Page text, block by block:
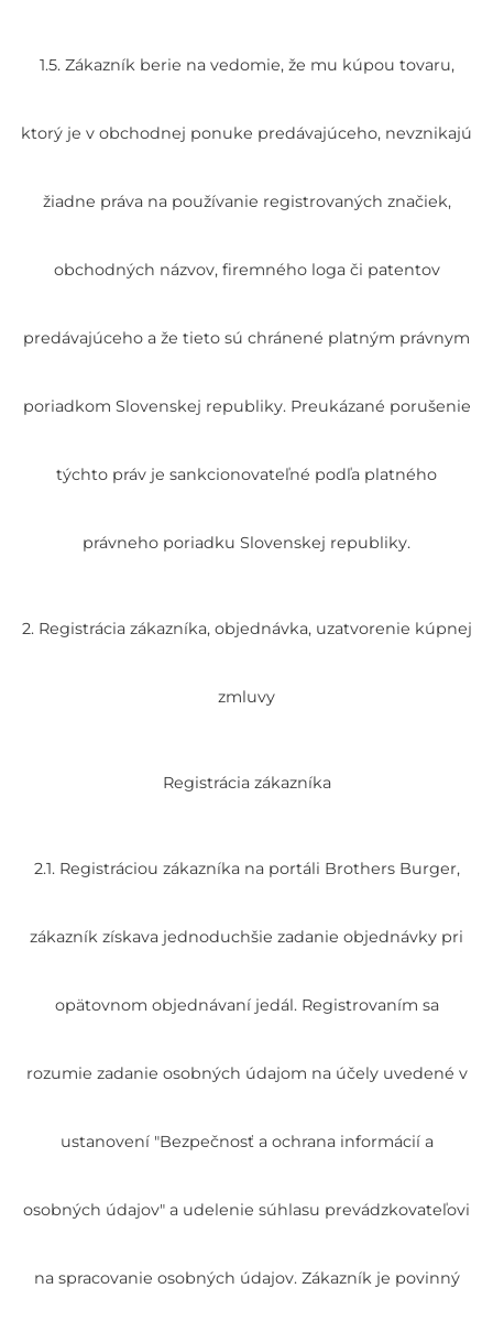
1.5. Zákazník berie na vedomie, že mu kúpou tovaru,
ktorý je v obchodnej ponuke predávajúceho, nevznikajú
žiadne práva na používanie registrovaných značiek,
obchodných názvov, firemného loga či patentov
predávajúceho a že tieto sú chránené platným právnym
poriadkom Slovenskej republiky. Preukázané porušenie
týchto práv je sankcionovateľné podľa platného
právneho poriadku Slovenskej republiky.
2. Registrácia zákazníka, objednávka, uzatvorenie kúpnej
zmluvy
Registrácia zákazníka
2.1. Registráciou zákazníka na portáli Brothers Burger,
zákazník získava jednoduchšie zadanie objednávky pri
opätovnom objednávaní jedál. Registrovaním sa
rozumie zadanie osobných údajom na účely uvedené v
ustanovení "Bezpečnosť a ochrana informácií a
osobných údajov" a udelenie súhlasu prevádzkovateľovi
na spracovanie osobných údajov. Zákazník je povinný